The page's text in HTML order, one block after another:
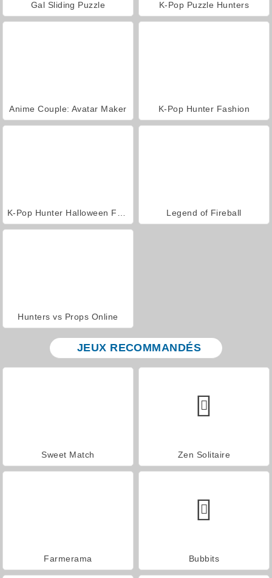
Gal Sliding Puzzle K-Pop Puzzle Hunters
Anime Couple: Avatar Maker K-Pop Hunter Fashion
Legend of Fireball
Hunters vs Props Online
JEUX RECOMMANDÉS
Sweet Match Zen Solitaire
Farmerama Bubbits